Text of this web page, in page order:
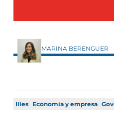
MARINA BERENGUER
Illes Economía y empresa